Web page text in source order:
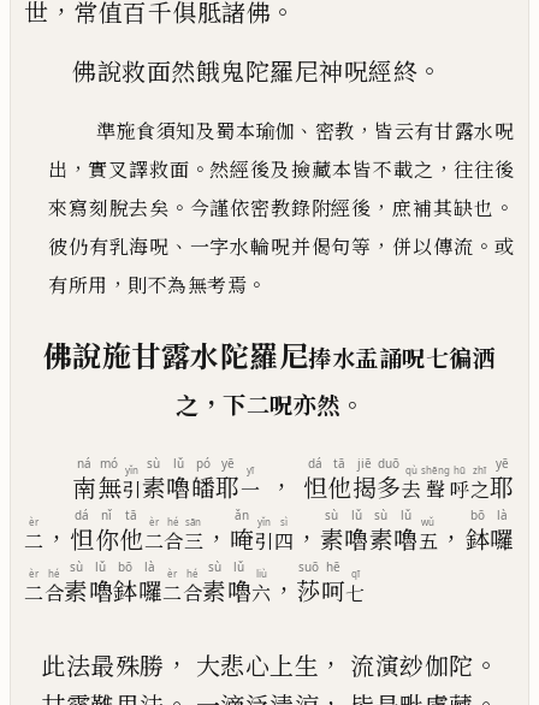
世 ， 常值百千俱胝諸佛 。
佛說救面然餓鬼陀羅尼神呪經終 。
準施食須知及蜀本瑜伽 、 密教 ， 皆云有甘露水呪
出 ， 實叉譯救面 。 然經後及撿藏本皆不載之 ， 往往後
來寫刻脫去矣 。 今謹依密教錄附經後 ， 庶補其缺也 。
彼仍有乳海呪 、 一字水輪呪并偈句等 ， 併以傳流 。 或
有所用 ， 則不為無考焉 。
佛說施甘露水陀羅尼捧水盂誦呪七徧洒
之 ， 下二呪亦然 。
南
ná
無
mó
引
yǐn
素
sù
嚕
lǔ
皤
pó
耶
yē
一
yī ， 怛
dá
他
tā
揭
jiē
多
duō
去
qù
聲
shēng
呼
hū
之
zhī
耶
yē
二
èr ， 怛
dá
你
nǐ
他
tā
二
èr
合
hé
三
sān ， 唵
ǎn
引
yǐn
四
sì ， 素
sù
嚕
lǔ
素
sù
嚕
lǔ
五
wǔ ， 鉢
bō
囉
là
二
èr
合
hé
素
sù
嚕
lǔ
鉢
bō
囉
là
二
èr
合
hé
素
sù
嚕
lǔ
六
liù ， 莎
suō
呵
hē
七
qī
此法最殊勝 ， 大悲心上生 ， 流演玅伽陀 。